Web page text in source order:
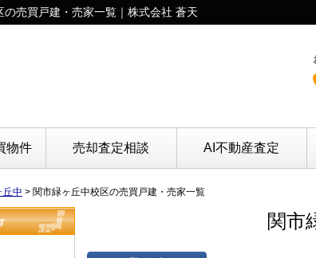
の売買戸建・売家一覧｜株式会社 蒼天
物件 売却査定相談 AI不動産査定
丘中 > 関市緑ヶ丘中校区の売買戸建・売家一覧
関市